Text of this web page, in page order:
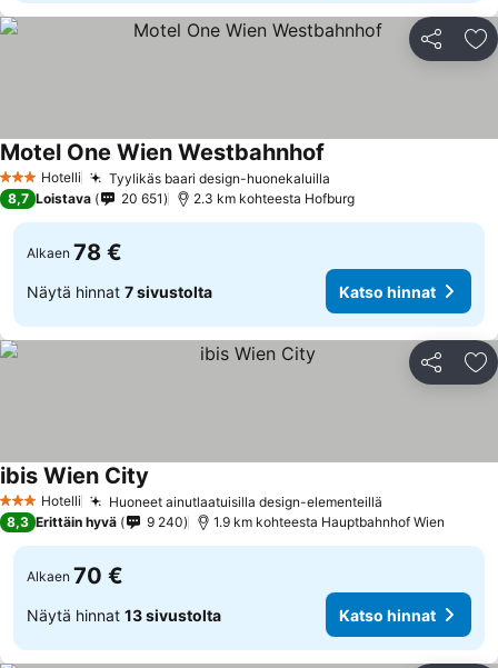
Jaa
3 Tähtiluokitus
Hotelli Tyylikäs baari design-huonekaluilla
Motel One Wien Westbahnhof
8,7 Loistava 20 651 2.3 km kohteesta Hofburg
Alkaen 78 €
Näytä hinnat 7 sivustolta Katso hinnat
Jaa
3 Tähtiluokitus
Hotelli Huoneet ainutlaatuisilla design-elementeillä
ibis Wien City
8,3 Erittäin hyvä 9 240 1.9 km kohteesta Hauptbahnhof Wien
Alkaen 70 €
Näytä hinnat 13 sivustolta Katso hinnat